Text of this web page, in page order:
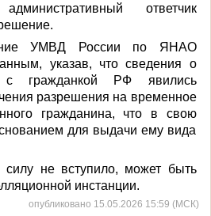
ответчик
УМВД России по ЯНАО
указав, что сведения о
с гражданкой РФ явились
разрешения на временное
гражданина, что в свою
для выдачи ему вида
не вступило, может быть
инстанции.
опубликовано 15.05.2026 15:59 (МСК)